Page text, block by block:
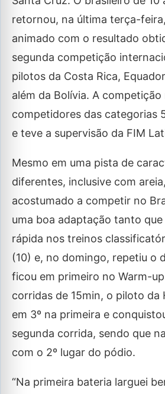
retornou, na última terça-
animado com o resultado
segunda competição
pilotos da Costa Rica,
além da Bolívia. A competição
competidores das categorias
e teve a supervisão da FIM
Mesmo em uma pista de
diferentes, inclusive com
acostumado a competir no
uma boa adaptação tanto
rápida nos treinos
(10) e, no domingo, repetiu o
ficou em primeiro no Warm-
corridas de 15min, o piloto da
em 3º na primeira e
segunda corrida, sendo que
com o 2º lugar do pódio.
“Na primeira bateria larguei